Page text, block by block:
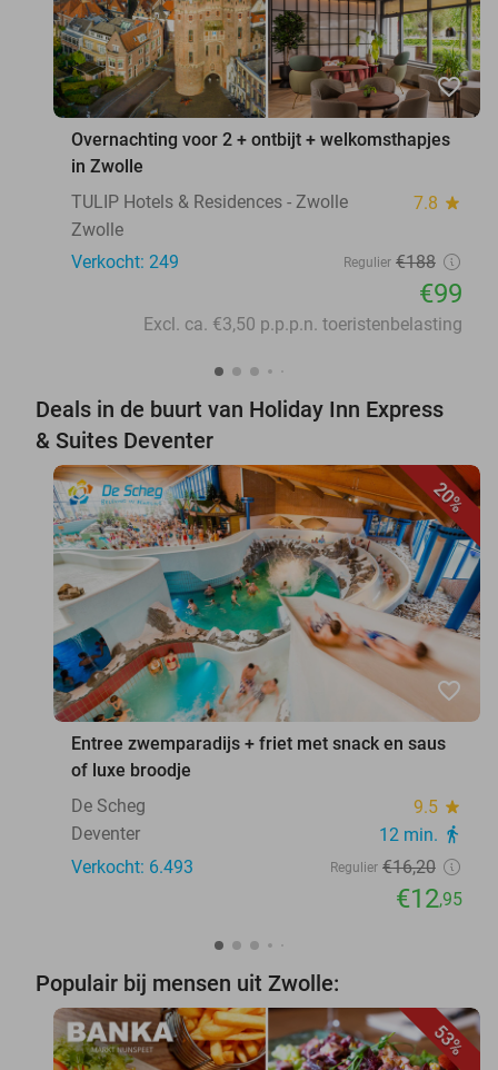
favorite_border
Overnachting voor 2 + ontbijt + welkomsthapjes
in Zwolle
TULIP Hotels & Residences - Zwolle
7.8 star
Zwolle
Verkocht: 249
Regulier €188
€99
Excl. ca. €3,50 p.p.p.n. toeristenbelasting
Deals in de buurt van Holiday Inn Express
& Suites Deventer
20%
favorite_border
Entree zwemparadijs + friet met snack en saus
of luxe broodje
De Scheg
9.5 star
Deventer 12 min. directions_walk
Verkocht: 6.493 Regulier €16,20
€12,95
Populair bij mensen uit Zwolle:
53%